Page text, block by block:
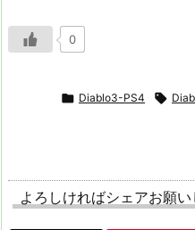
0
 Diablo3-PS4 
よろしければシェアお願い